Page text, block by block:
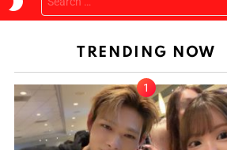
SKIN
for:
TRENDING NOW